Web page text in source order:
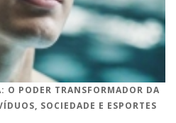
O PODER TRANSFORMADOR DA
SOCIEDADE E ESPORTES